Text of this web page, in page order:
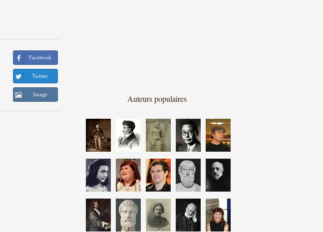
Facebook
Twitter
Image Auteurs populaires